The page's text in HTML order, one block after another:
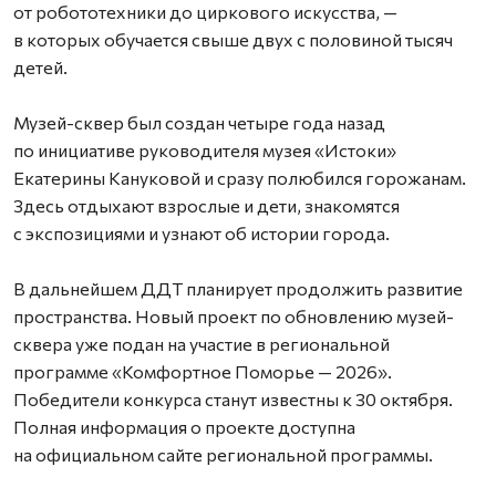
от робототехники до циркового искусства, —
в которых обучается свыше двух с половиной тысяч
детей.
Музей-сквер был создан четыре года назад
по инициативе руководителя музея «Истоки»
Екатерины Кануковой и сразу полюбился горожанам.
Здесь отдыхают взрослые и дети, знакомятся
с экспозициями и узнают об истории города.
В дальнейшем ДДТ планирует продолжить развитие
пространства. Новый проект по обновлению музей-
сквера уже подан на участие в региональной
программе «Комфортное Поморье — 2026».
Победители конкурса станут известны к 30 октября.
Полная информация о проекте доступна
на официальном сайте региональной программы.